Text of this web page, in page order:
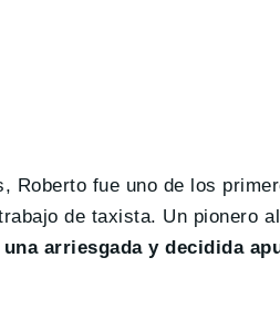
Roberto fue uno de los
de taxista. Un pionero
arriesgada y decidida